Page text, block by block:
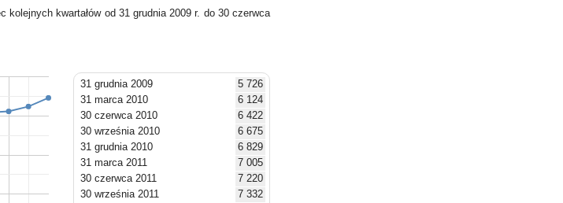
kwartałów od 31 grudnia 2009 r. do 30 czerwca
31 grudnia 2009
5 726
31 marca 2010
6 124
30 czerwca 2010
6 422
30 września 2010
6 675
31 grudnia 2010
6 829
31 marca 2011
7 005
30 czerwca 2011
7 220
30 września 2011
7 332